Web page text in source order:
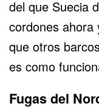
del que Suecia
cordones ahora
que otros
es como
Fugas del